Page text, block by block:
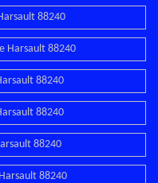
88240
Harsault 88240
88240
88240
88240
88240